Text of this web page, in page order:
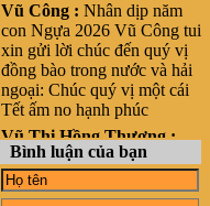
Vũ Công : Nhân dịp năm
con Ngựa 2026 Vũ Công tui
xin gửi lời chúc đến quý vị
đồng bào trong nước và hải
ngoại: Chúc quý vị một cái
Tết ấm no hạnh phúc
Vũ Thị Hồng Thương :
Xin chào, cháu là Vũ Thị
Hồng Thương, nguyên quán
tại Phong cốc - yên hưng-
Bình luận của bạn